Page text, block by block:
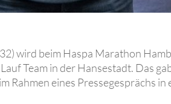
wird beim Haspa Marathon
Team in der Hansestadt. Das
eines Pressegesprächs